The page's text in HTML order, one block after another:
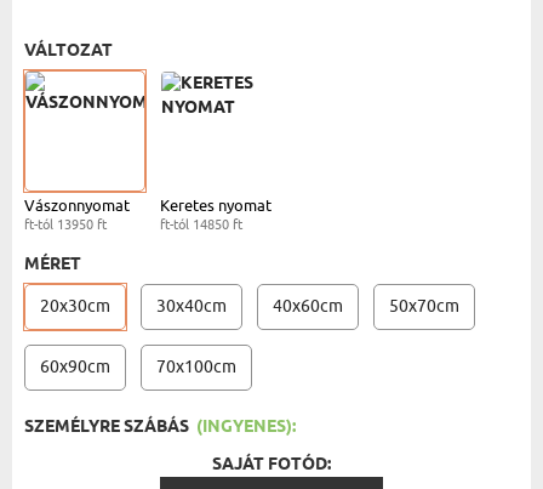
VÁLTOZAT
Vászonnyomat
ft-tól 13950 ft
Keretes nyomat
ft-tól 14850 ft
MÉRET
20x30cm 30x40cm 40x60cm 50x70cm
60x90cm 70x100cm
SZEMÉLYRE SZÁBÁS (INGYENES):
SAJÁT FOTÓD: